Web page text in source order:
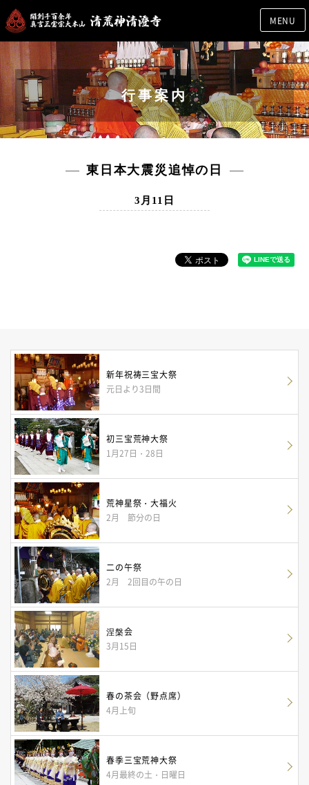
MENU
行事案内
東日本大震災追悼の日
3月11日
新年祝祷三宝大祭
元日より3日間
初三宝荒神大祭
1月27日・28日
荒神星祭・大福火
2月 節分の日
二の午祭
2月 2回目の午の日
涅槃会
3月15日
春の茶会（野点席）
4月上旬
春季三宝荒神大祭
4月最終の土・日曜日